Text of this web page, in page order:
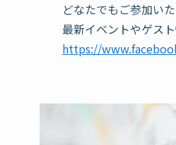
どなたでもご参加い
最新イベントやゲス
https://